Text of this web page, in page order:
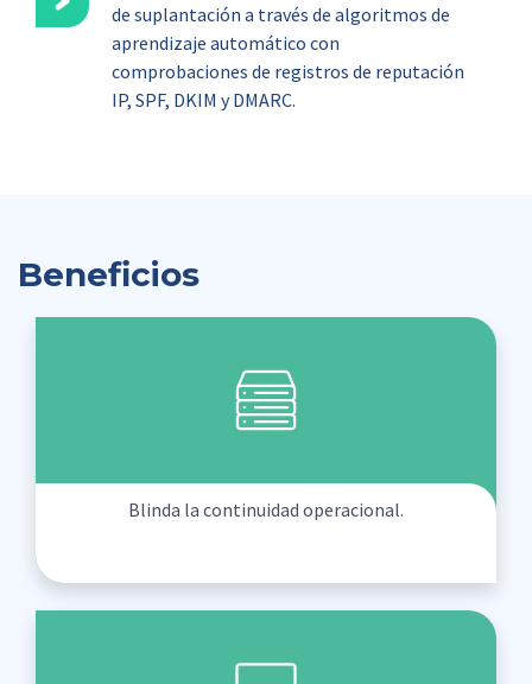
de suplantación a través de algoritmos de
aprendizaje automático con
comprobaciones de registros de reputación
IP, SPF, DKIM y DMARC.
Beneficios
Blinda la continuidad operacional.